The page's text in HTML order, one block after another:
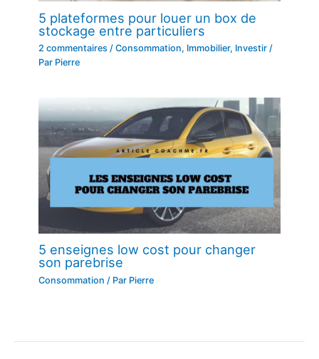
5 plateformes pour louer un box de
stockage entre particuliers
2 commentaires /Consommation, Immobilier, Investir /
Par Pierre
5 enseignes low cost pour changer
son parebrise
Consommation / Par Pierre